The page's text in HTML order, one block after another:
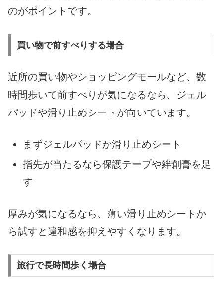
のがポイントです。
買い物で前すべりする場合
近所の買い物やショッピングモールなど、数
時間歩いて前すべりが気になるなら、ジェル
パッドや滑り止めシートが向いています。
まずジェルパッドか滑り止めシート
指先が当たるなら保護テープや絆創膏を足
す
厚みが気になるなら、薄い滑り止めシートか
ら試すと違和感を抑えやすくなります。
旅行で長時間歩く場合